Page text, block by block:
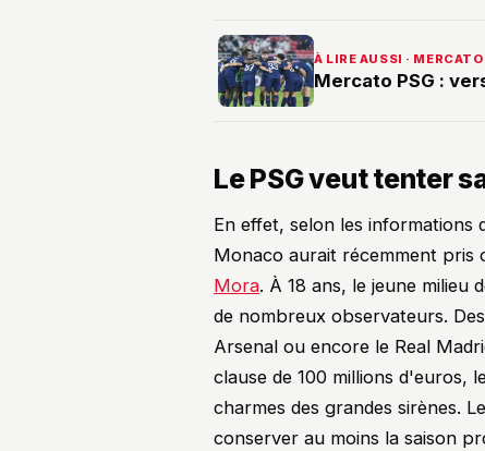
À LIRE AUSSI · MERCATO
Mercato PSG :
Le PSG veut tenter
En effet, selon les informations
Monaco aurait récemment pris
Mora. À 18 ans, le jeune milieu
de nombreux observateurs.
Arsenal ou encore le Real
clause de 100 millions d'euros,
charmes des grandes sirènes.
conserver au moins la saison